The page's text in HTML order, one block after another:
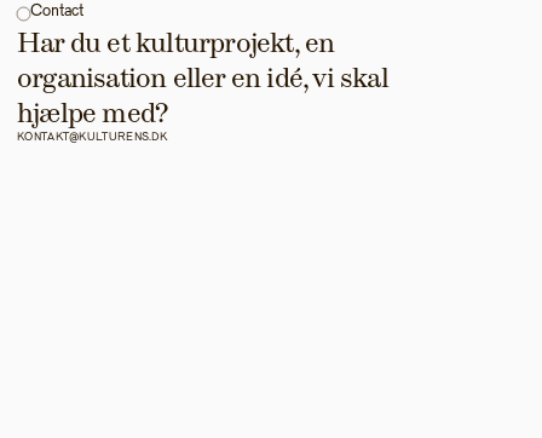
Contact
Har du et kulturprojekt, en
organisation eller en idé, vi skal
hjælpe med?
KONTAKT@KULTURENS.DK